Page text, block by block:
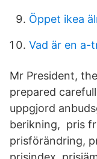
Öppet ikea
Vad är en a-
Mr President,
prepared
uppgjord
berikning, pris
prisförändring,